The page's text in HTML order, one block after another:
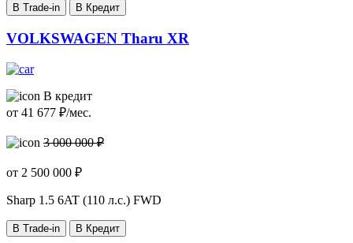
В Trade-in В Кредит
VOLKSWAGEN Tharu XR
В кредит
от 41 677 ₽/мес.
3 000 000 ₽
от 2 500 000 ₽
Sharp 1.5 6AT (110 л.с.) FWD
В Trade-in В Кредит